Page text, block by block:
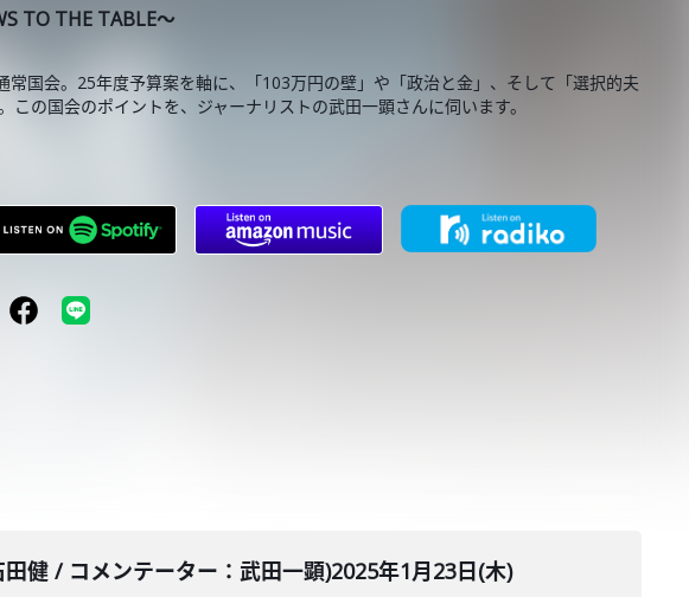
TO THE TABLE～
常国会。25年度予算案を軸に、「103万円の壁」や「政治と金」、そして「選択的夫
この国会のポイントを、ジャーナリストの武田一顕さんに伺います。
健 / コメンテーター：武田一顕)2025年1月23日(木)